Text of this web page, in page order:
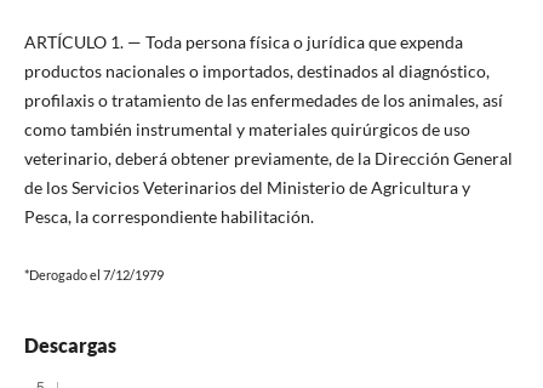
ARTÍCULO 1. — Toda persona física o jurídica que expenda
productos nacionales o importados, destinados al diagnóstico,
profilaxis o tratamiento de las enfermedades de los animales, así
como también instrumental y materiales quirúrgicos de uso
veterinario, deberá obtener previamente, de la Dirección General
de los Servicios Veterinarios del Ministerio de Agricultura y
Pesca, la correspondiente habilitación.
*Derogado el 7/12/1979
Descargas